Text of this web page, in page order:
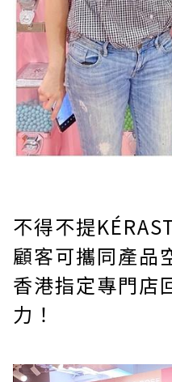
不得不提
顧客可攜同產品
香港指定專門店
力！